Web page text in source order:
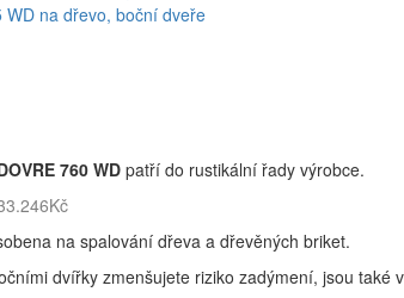
WD na dřevo, boční dveře
760 WDpatří do rustikální řady výrobce.
na spalování dřeva a dřevěných briket.
dvířky zmenšujete riziko zadýmení, jsou také